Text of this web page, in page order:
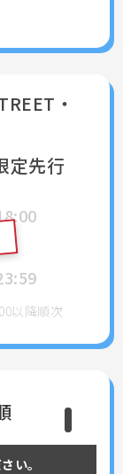
・
定先行
以降順次
い。